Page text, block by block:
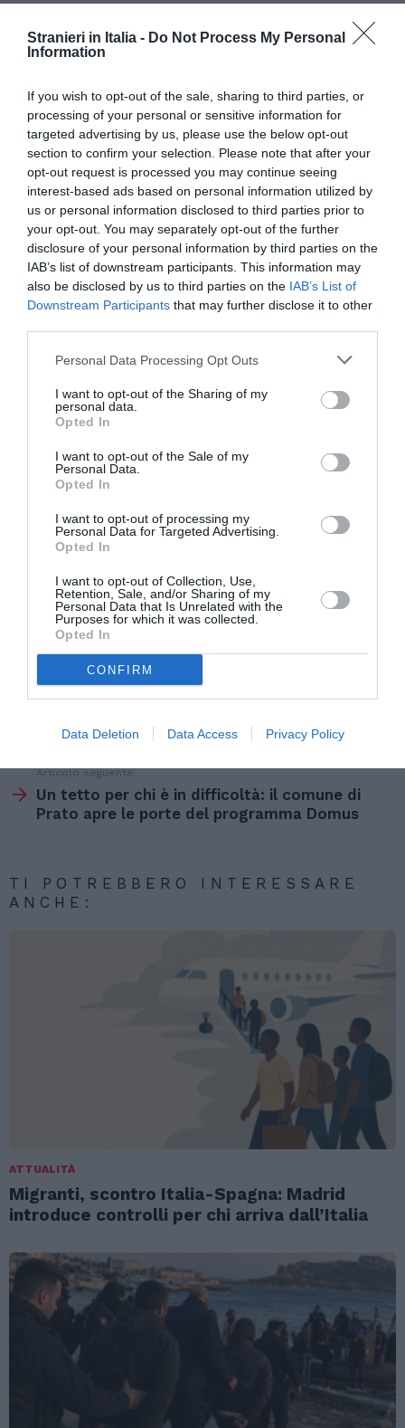
Stranieri in Italia - Do Not Process My Personal
Information
If you wish to opt-out of the sale, sharing to third parties, or
processing of your personal or sensitive information for
targeted advertising by us, please use the below opt-out
section to confirm your selection. Please note that after your
opt-out request is processed you may continue seeing
interest-based ads based on personal information utilized by
us or personal information disclosed to third parties prior to
your opt-out. You may separately opt-out of the further
disclosure of your personal information by third parties on the
IAB’s list of downstream participants. This information may
also be disclosed by us to third parties on the IAB’s List of
Downstream Participants that may further disclose it to other
Personal Data Processing Opt Outs
I want to opt-out of the Sharing of my
personal data.
Opted In
I want to opt-out of the Sale of my
Personal Data.
Opted In
I want to opt-out of processing my
Personal Data for Targeted Advertising.
Opted In
I want to opt-out of Collection, Use,
Retention, Sale, and/or Sharing of my
Personal Data that Is Unrelated with the
Purposes for which it was collected.
Opted In
CONFIRM
Data Deletion Data Access Privacy Policy
italiane. Le esibizioni verranno valutate da una
giuria di professionisti della diaspora ucraina
chiamati a decretare i vincitori di questa edizione.
tradizioni,Ukroconferma il suo ruolo di ponte
culturale tra l’
pubblico trentino un’occasione unica per scoprire
e vivere da vicino la vitalità di una comunità in
crescita.
VediArticolo precedente
Foti: “L’immigrazione resta il primo tema da
affrontare a livello europeo”
Articolo seguente
Un tetto per chi è in difficoltà: il comune di
Prato apre le porte del programma Domus
TI POTREBBERO INTERESSARE
ANCHE:
ATTUALITÀ
Migranti, scontro Italia-Spagna: Madrid
introduce controlli per chi arriva dall’Italia